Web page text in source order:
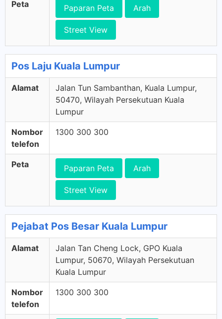
Peta Paparan Peta Arah
Street View
Pos Laju Kuala Lumpur
Alamat
Jalan Tun Sambanthan, Kuala Lumpur,
50470, Wilayah Persekutuan Kuala
Lumpur
Nombor
telefon
1300 300 300
Peta Paparan Peta Arah
Street View
Pejabat Pos Besar Kuala Lumpur
Alamat
Jalan Tan Cheng Lock, GPO Kuala
Lumpur, 50670, Wilayah Persekutuan
Kuala Lumpur
Nombor
telefon
1300 300 300